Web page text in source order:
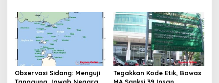
Koreksi Dilakukan Melalui
Upaya Hukum
Observasi Sidang: Menguji
Tegakkan Kode Etik, Bawas